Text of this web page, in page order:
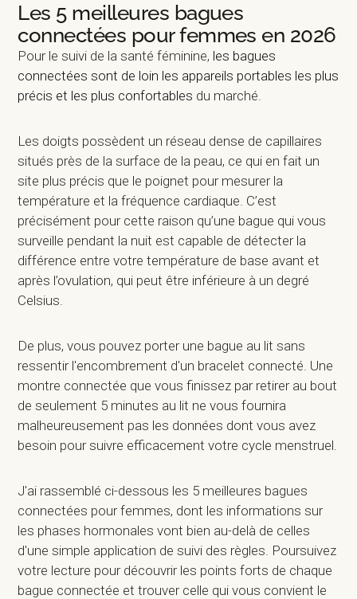
Les 5 meilleures bagues
connectées pour femmes en 2026
Pour le suivi de la santé féminine, les bagues
connectées sont de loin les appareils portables les plus
précis et les plus confortables du marché.
Les doigts possèdent un réseau dense de capillaires
situés près de la surface de la peau, ce qui en fait un
site plus précis que le poignet pour mesurer la
température et la fréquence cardiaque. C’est
précisément pour cette raison qu’une bague qui vous
surveille pendant la nuit est capable de détecter la
différence entre votre température de base avant et
après l’ovulation, qui peut être inférieure à un degré
Celsius.
De plus, vous pouvez porter une bague au lit sans
ressentir l'encombrement d'un bracelet connecté. Une
montre connectée que vous finissez par retirer au bout
de seulement 5 minutes au lit ne vous fournira
malheureusement pas les données dont vous avez
besoin pour suivre efficacement votre cycle menstruel.
J'ai rassemblé ci-dessous les 5 meilleures bagues
connectées pour femmes, dont les informations sur
les phases hormonales vont bien au-delà de celles
d'une simple application de suivi des règles. Poursuivez
votre lecture pour découvrir les points forts de chaque
bague connectée et trouver celle qui vous convient le